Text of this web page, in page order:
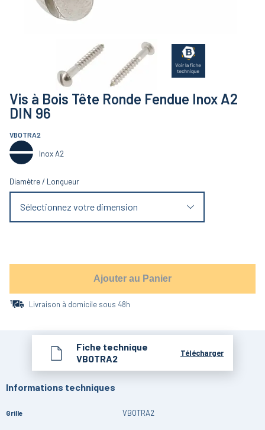
Vis à Bois Tête Ronde Fendue Inox A2
DIN 96
VBOTRA2
Inox A2
Diamètre/ Longueur
Sélectionnez votre dimension
Ajouter au Panier
Livraison à domicile sous 48h
Fiche technique
VBOTRA2
Télécharger
Informations techniques
Grille VBOTRA2